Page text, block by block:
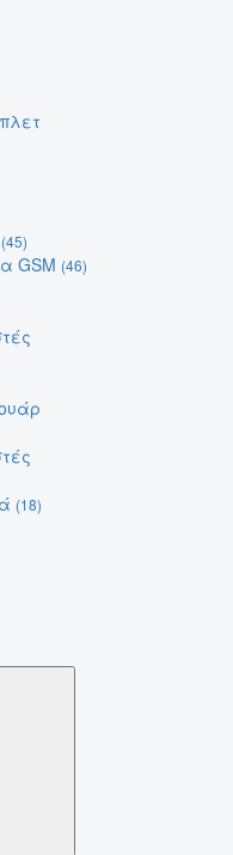
(45)
GSM (46)
(18)